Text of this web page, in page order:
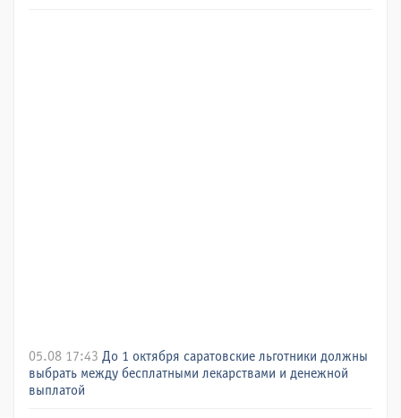
05.08 17:43 До 1 октября саратовские льготники должны
выбрать между бесплатными лекарствами и денежной
выплатой